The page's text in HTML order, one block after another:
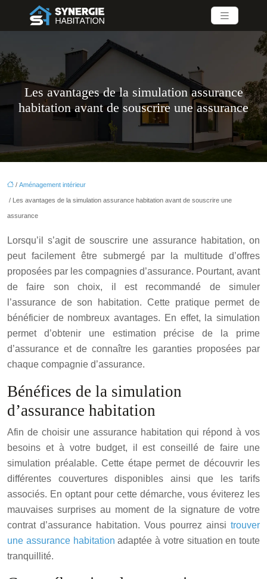
Les avantages de la simulation assurance
habitation avant de souscrire une assurance
/ Aménagement intérieur
/ Les avantages de la simulation assurance habitation avant de souscrire une
assurance
Lorsqu’il s’agit de souscrire une assurance habitation, on
peut facilement être submergé par la multitude d’offres
proposées par les compagnies d’assurance. Pourtant, avant
de faire son choix, il est recommandé de simuler
l’assurance de son habitation. Cette pratique permet de
bénéficier de nombreux avantages. En effet, la simulation
permet d’obtenir une estimation précise de la prime
d’assurance et de connaître les garanties proposées par
chaque compagnie d’assurance.
Bénéfices de la simulation
d’assurance habitation
Afin de choisir une assurance habitation qui répond à vos
besoins et à votre budget, il est conseillé de faire une
simulation préalable. Cette étape permet de découvrir les
différentes couvertures disponibles ainsi que les tarifs
associés. En optant pour cette démarche, vous éviterez les
mauvaises surprises au moment de la signature de votre
contrat d’assurance habitation. Vous pourrez ainsi trouver
une assurance habitation adaptée à votre situation en toute
tranquillité.